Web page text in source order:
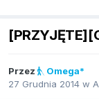
Przez
Omega*
27 Grudnia 2014 w